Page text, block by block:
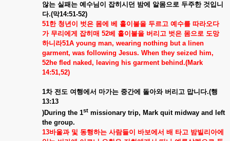
않는 실패는 예수님이 잡히시던 밤에 알몸으로 두주한 것입니
다.(막14:51-52)
51한 청년이 벗은 몸에 베 홑이불을 두르고 예수를 따라오다
가 무리에게 잡히매 52베 홑이불을 버리고 벗은 몸으로 도망
하니라51A young man, wearing nothing but a linen
garment, was following Jesus. When they seized him,
52he fled naked, leaving his garment behind.(Mark
14:51,52)
1차 전도 여행에서 마가는 중간에 돌아와 버리고 맙니다.(행
13:13
)During the 1st missionary trip, Mark quit midway and left
the group.
13바울과 및 동행하는 사람들이 바보에서 배 타고 밤빌리아에